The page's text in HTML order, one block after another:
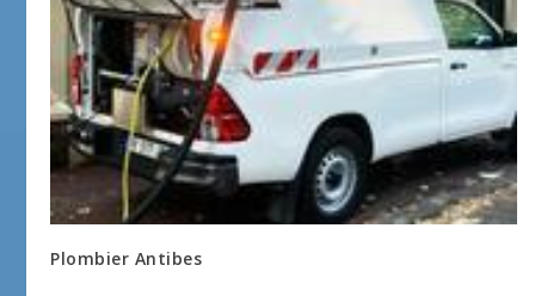
Plombier Antibes